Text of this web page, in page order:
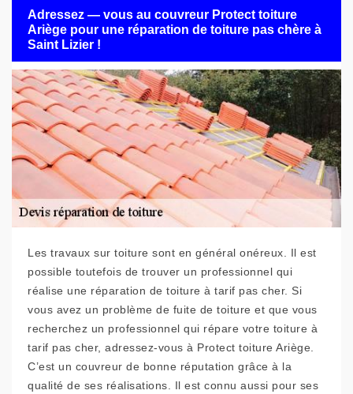
Adressez — vous au couvreur Protect toiture
Ariège pour une réparation de toiture pas chère à
Saint Lizier !
Les travaux sur toiture sont en général onéreux. Il est
possible toutefois de trouver un professionnel qui
réalise une réparation de toiture à tarif pas cher. Si
vous avez un problème de fuite de toiture et que vous
recherchez un professionnel qui répare votre toiture à
tarif pas cher, adressez-vous à Protect toiture Ariège.
C’est un couvreur de bonne réputation grâce à la
qualité de ses réalisations. Il est connu aussi pour ses